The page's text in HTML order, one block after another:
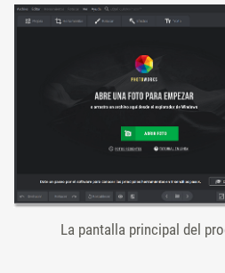
La pantalla principal del